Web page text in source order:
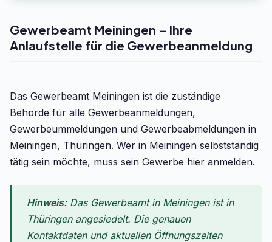
Gewerbeamt Meiningen – Ihre
Anlaufstelle für die Gewerbeanmeldung
Das Gewerbeamt Meiningen ist die zuständige
Behörde für alle Gewerbeanmeldungen,
Gewerbeummeldungen und Gewerbeabmeldungen in
Meiningen, Thüringen. Wer in Meiningen selbstständig
tätig sein möchte, muss sein Gewerbe hier anmelden.
Hinweis:Das Gewerbeamt in Meiningen ist in
Thüringen angesiedelt. Die genauen
Kontaktdaten und aktuellen Öffnungszeiten